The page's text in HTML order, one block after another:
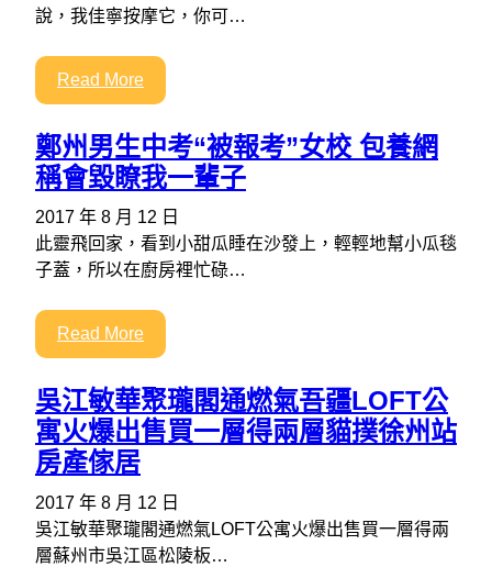
說，我佳寧按摩它，你可…
Read More
鄭州男生中考“被報考”女校 包養網
稱會毀瞭我一輩子
2017 年 8 月 12 日
此靈飛回家，看到小甜瓜睡在沙發上，輕輕地幫小瓜毯
子蓋，所以在廚房裡忙碌…
Read More
吳江敏華聚瓏閣通燃氣吾疆LOFT公
寓火爆出售買一層得兩層貓撲徐州站
房產傢居
2017 年 8 月 12 日
吳江敏華聚瓏閣通燃氣LOFT公寓火爆出售買一層得兩
層蘇州市吳江區松陵板…